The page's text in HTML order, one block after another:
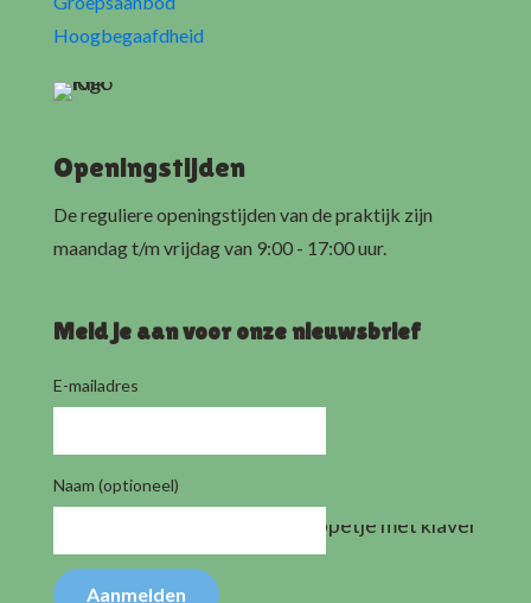
Hoogbegaafdheid
Openingstijden
De reguliere openingstijden van de praktijk zijn
maandag t/m vrijdag van 9:00 - 17:00 uur.
Meld je aan voor onze nieuwsbrief
E-mailadres
Naam (optioneel)
Aanmelden